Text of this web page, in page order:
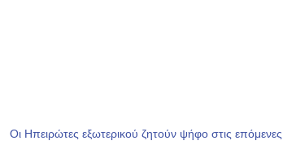
Οι Ηπειρώτες εξωτερικού ζητούν ψήφο στις επόμενες